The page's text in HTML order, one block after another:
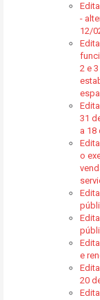
-
12/
2 e
31
a 18
o
e
20